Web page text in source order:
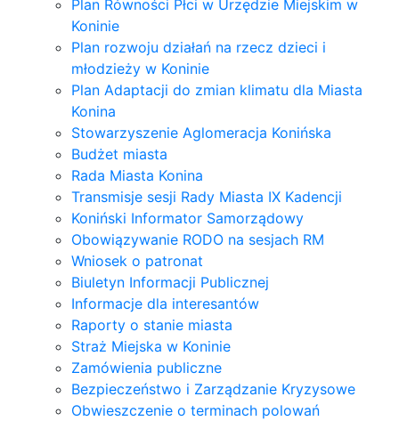
Plan Równości Płci w Urzędzie Miejskim w
Koninie
Plan rozwoju działań na rzecz dzieci i
młodzieży w Koninie
Plan Adaptacji do zmian klimatu dla Miasta
Konina
Stowarzyszenie Aglomeracja Konińska
Budżet miasta
Rada Miasta Konina
Transmisje sesji Rady Miasta IX Kadencji
Koniński Informator Samorządowy
Obowiązywanie RODO na sesjach RM
Wniosek o patronat
Biuletyn Informacji Publicznej
Informacje dla interesantów
Raporty o stanie miasta
Straż Miejska w Koninie
Zamówienia publiczne
Bezpieczeństwo i Zarządzanie Kryzysowe
Obwieszczenie o terminach polowań